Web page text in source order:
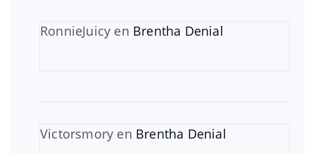
RonnieJuicy en Brentha Denial
Victorsmory en Brentha Denial